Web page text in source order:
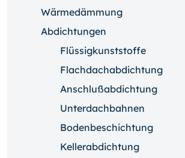
Wärmedämmung
Abdichtungen
Flüssigkunststoffe
Flachdachabdichtung
Anschlußabdichtung
Unterdachbahnen
Bodenbeschichtung
Kellerabdichtung